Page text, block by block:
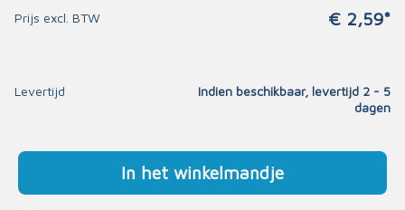
Prijs excl. BTW € 2,59*
Levertijd
Indien beschikbaar, levertijd 2 - 5
dagen
In het winkelmandje